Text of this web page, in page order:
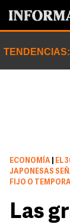
TENDENCIAS:
ECONOMÍA
EL
JAPONESAS
FIJO O
Las